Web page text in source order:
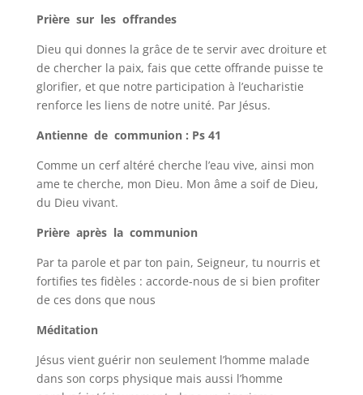
Prière sur les offrandes
Dieu qui donnes la grâce de te servir avec droiture et
de chercher la paix, fais que cette offrande puisse te
glorifier, et que notre participation à l’eucharistie
renforce les liens de notre unité. Par Jésus.
Antienne de communion : Ps 41
Comme un cerf altéré cherche l’eau vive, ainsi mon
ame te cherche, mon Dieu. Mon âme a soif de Dieu,
du Dieu vivant.
Prière après la communion
Par ta parole et par ton pain, Seigneur, tu nourris et
fortifies tes fidèles : accorde-nous de si bien profiter
de ces dons que nous
Méditation
Jésus vient guérir non seulement l’homme malade
dans son corps physique mais aussi l’homme